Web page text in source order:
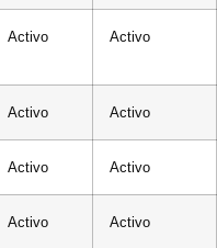
Activo Activo
Activo Activo
Activo Activo
Activo Activo